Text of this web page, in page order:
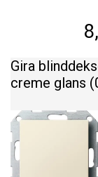
Gira
creme glans